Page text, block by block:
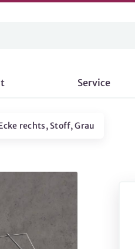
Service
rechts, Stoff, Grau